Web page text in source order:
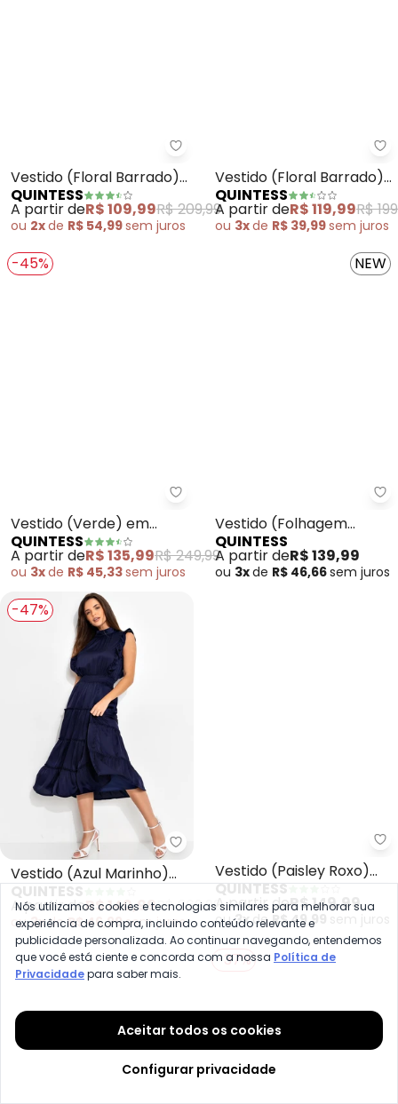
Quintess - Vestido (Floral
Vestido (Floral Barrado)
em Malha Fria
QUINTESS
A partir deR$ 109,99 R$ 209,99
Vestido (Floral Barrado)
em Malha Fria
QUINTESS
A partir deR$ 119,99 R$
-45%
Quintess - Vestido (Verde) em
Vestido (Verde) em
Viscose Plana
QUINTESS
A partir deR$ 135,99R$ 249,99
R$ 45,33
NEW
Vestido (Folhagem
Barrado) em Malha
QUINTESS
A partir deR$ 139,99
Quintess - Vestido (Azul
Vestido (Azul Marinho)
em Cetim
QUINTESS
A partir deR$ 140,99R$ 269,99
ou3xdeR$ 46,99semjuros
Vestido (Paisley Roxo)
em Malha Fria
QUINTESS
A partir deR$ 149,99
ou3xdeR$ 49,99semjuros
Nós utilizamos cookies e tecnologias similares para melhorar sua
experiência de compra, incluindo conteúdo relevante e
publicidade personalizada. Ao continuar navegando, entendemos
que você está ciente e concorda com a nossa Política de
Privacidadepara saber mais.
Aceitar todos os cookies
Configurar privacidade